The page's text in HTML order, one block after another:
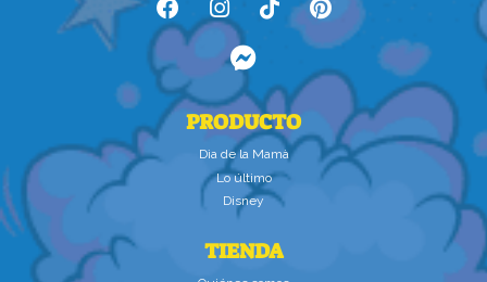
PRODUCTO
Dìa de la Mamà
Lo último
Disney
TIENDA